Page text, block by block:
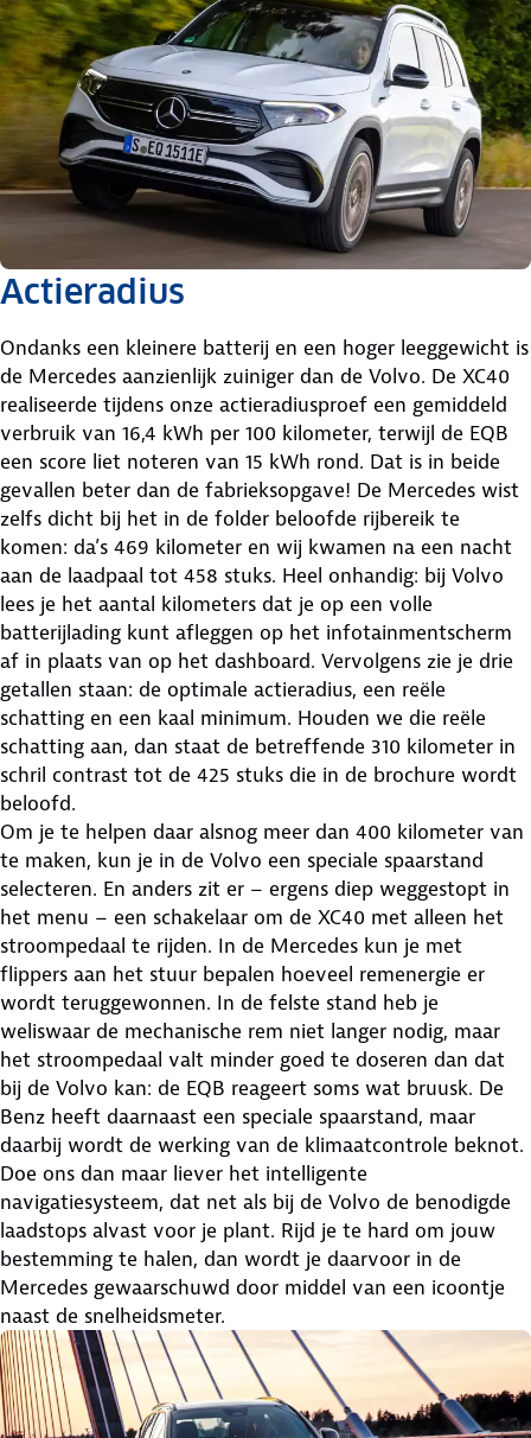
Actieradius
Ondanks een kleinere batterij en een hoger leeggewicht is
de Mercedes aanzienlijk zuiniger dan de Volvo. De XC40
realiseerde tijdens onze actieradiusproef een gemiddeld
verbruik van 16,4 kWh per 100 kilometer, terwijl de EQB
een score liet noteren van 15 kWh rond. Dat is in beide
gevallen beter dan de fabrieksopgave! De Mercedes wist
zelfs dicht bij het in de folder beloofde rijbereik te
komen: da’s 469 kilometer en wij kwamen na een nacht
aan de laadpaal tot 458 stuks. Heel onhandig: bij Volvo
lees je het aantal kilometers dat je op een volle
batterijlading kunt afleggen op het infotainmentscherm
af in plaats van op het dashboard. Vervolgens zie je drie
getallen staan: de optimale actieradius, een reële
schatting en een kaal minimum. Houden we die reële
schatting aan, dan staat de betreffende 310 kilometer in
schril contrast tot de 425 stuks die in de brochure wordt
beloofd.
Om je te helpen daar alsnog meer dan 400 kilometer van
te maken, kun je in de Volvo een speciale spaarstand
selecteren. En anders zit er – ergens diep weggestopt in
het menu – een schakelaar om de XC40 met alleen het
stroompedaal te rijden. In de Mercedes kun je met
flippers aan het stuur bepalen hoeveel remenergie er
wordt teruggewonnen. In de felste stand heb je
weliswaar de mechanische rem niet langer nodig, maar
het stroompedaal valt minder goed te doseren dan dat
bij de Volvo kan: de EQB reageert soms wat bruusk. De
Benz heeft daarnaast een speciale spaarstand, maar
daarbij wordt de werking van de klimaatcontrole beknot.
Doe ons dan maar liever het intelligente
navigatiesysteem, dat net als bij de Volvo de benodigde
laadstops alvast voor je plant. Rijd je te hard om jouw
bestemming te halen, dan wordt je daarvoor in de
Mercedes gewaarschuwd door middel van een icoontje
naast de snelheidsmeter.